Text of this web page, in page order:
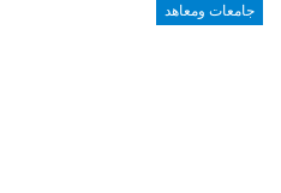
جامعات ومعاهد